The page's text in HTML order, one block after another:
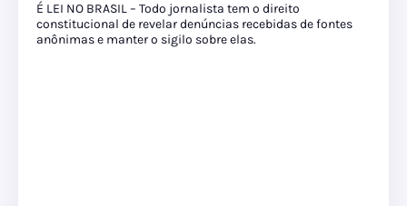
É LEI NO BRASIL – Todo jornalista tem o direito
constitucional de revelar denúncias recebidas de fontes
anônimas e manter o sigilo sobre elas.